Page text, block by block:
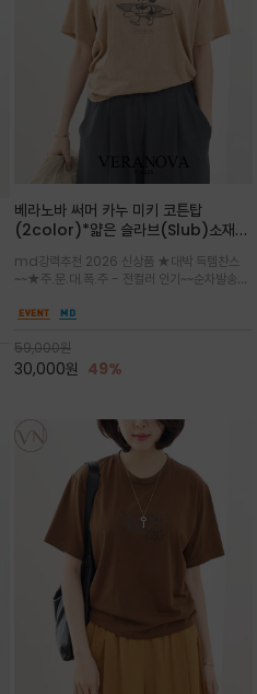
베라노바 써머 카누 미키 코튼탑
(2color)*얇은 슬라브(Slub)소재
하며, 몸에 잘 달라붙지 않아 쾌적
md강력추천 2026 신상품 ★대박 득템찬스
~~★주.문.대.폭.주 - 전컬러 인기~~순차발송중
드롭숄더 핏과 부드러운 라운드넥이 편안하며, 앞
다.
59,000원
30,000원 49%